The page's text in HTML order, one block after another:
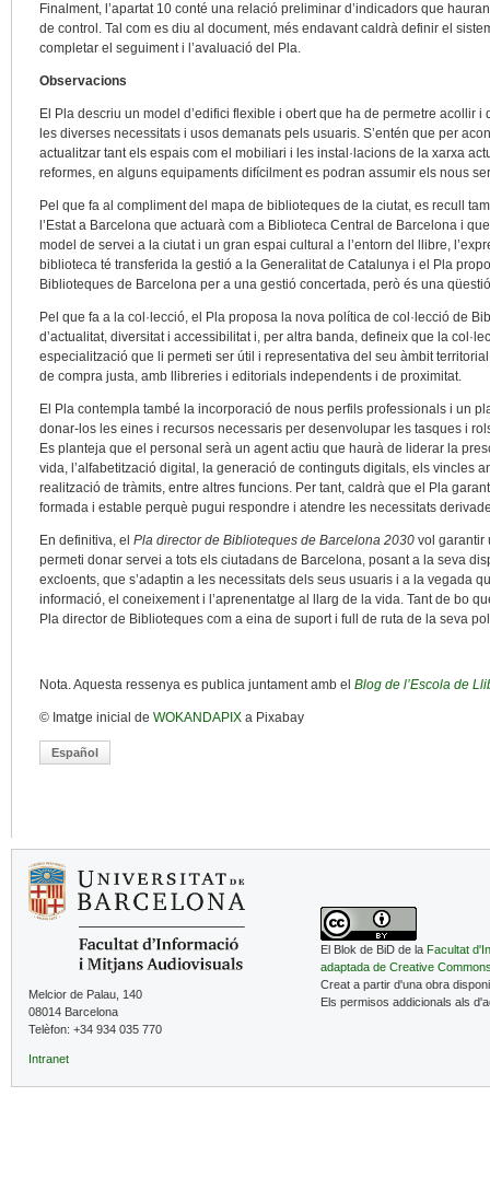
Finalment, l’apartat 10 conté una relació preliminar d’indicadors que
de control. Tal com es diu al document, més endavant caldrà definir el
completar el seguiment i l’avaluació del Pla.
Observacions
El Pla descriu un model d’edifici flexible i obert que ha de permetre acollir
les diverses necessitats i usos demanats pels usuaris. S’entén que per
actualitzar tant els espais com el mobiliari i les instal·lacions de la xarxa
reformes, en alguns equipaments difícilment es podran assumir els nous
Pel que fa al compliment del mapa de biblioteques de la ciutat, es recull
l’Estat a Barcelona que actuarà com a Biblioteca Central de Barcelona i
model de servei a la ciutat i un gran espai cultural a l’entorn del llibre,
biblioteca té transferida la gestió a la Generalitat de Catalunya i el Pla
Biblioteques de Barcelona per a una gestió concertada, però és una
Pel que fa a la col·lecció, el Pla proposa la nova política de col·lecció de
d’actualitat, diversitat i accessibilitat i, per altra banda, defineix que la
especialització que li permeti ser útil i representativa del seu àmbit
de compra justa, amb llibreries i editorials independents i de proximitat.
El Pla contempla també la incorporació de nous perfils professionals i un
donar-los les eines i recursos necessaris per desenvolupar les tasques i
Es planteja que el personal serà un agent actiu que haurà de liderar la
vida, l’alfabetització digital, la generació de continguts digitals, els vincles
realització de tràmits, entre altres funcions. Per tant, caldrà que el Pla
formada i estable perquè pugui respondre i atendre les necessitats
En definitiva, el Pla director de Biblioteques de Barcelona 2030 vol garantir
permeti donar servei a tots els ciutadans de Barcelona, posant a la seva
excloents, que s’adaptin a les necessitats dels seus usuaris i a la vegada
informació, el coneixement i l’aprenentatge al llarg de la vida. Tant de bo
Pla director de Biblioteques com a eina de suport i full de ruta de la seva
Nota. Aquesta ressenya es publica juntament amb el Blog de l’Escola de
© Imatge inicial de WOKANDAPIX a Pixabay
Español
Melcior de Palau, 140
08014 Barcelona
Telèfon: +34 934 035 770
Intranet
El Blok de BiD de la Facultat
adaptada de Creative
Creat a partir d'una obra
Els permisos addicionals als